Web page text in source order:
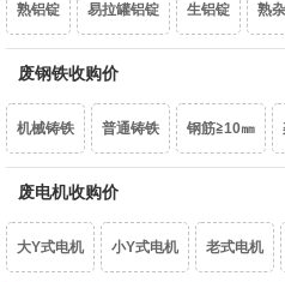
废紫杂铜、热水器（乘品位） 锡青铜
黄杂铜 铁黄铜
熟铝锭 易拉罐铝锭 生铝锭 熟
1系白料 6063白料
6082白料 2系白料 3系白料
型材铝屑 光亮铝线
干净铝模板 活塞 机体 汽车轮毂
废钢铁收购价
机械铸铁 普通铸铁 钢筋≧10㎜
重型废钢6-10㎜
油桶 镀锌铁片 干净彩钢瓦 轻
废电机收购价
大Y式电机 小Y式电机 老式电机